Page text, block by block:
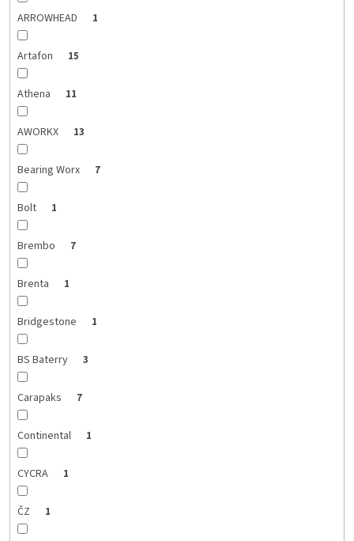
ARROWHEAD 1
Artafon 15
Athena 11
AWORKX 13
Bearing Worx 7
Bolt 1
Brembo 7
Brenta 1
Bridgestone 1
BS Baterry 3
Carapaks 7
Continental 1
CYCRA 1
ČZ 1